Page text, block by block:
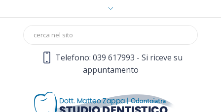
Telefono: 039 617993 - Si riceve su
appuntamento